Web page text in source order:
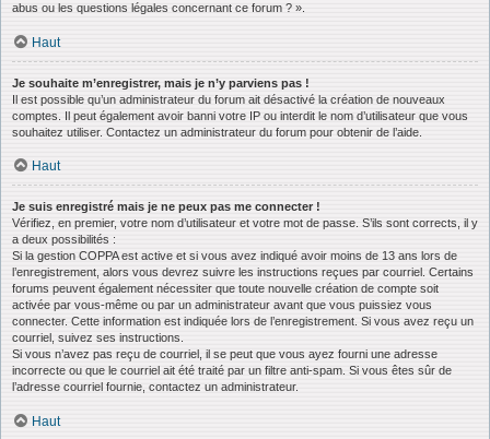
abus ou les questions légales concernant ce forum ? ».
Haut
Je souhaite m’enregistrer, mais je n’y parviens pas !
Il est possible qu’un administrateur du forum ait désactivé la création de nouveaux
comptes. Il peut également avoir banni votre IP ou interdit le nom d’utilisateur que vous
souhaitez utiliser. Contactez un administrateur du forum pour obtenir de l’aide.
Haut
Je suis enregistré mais je ne peux pas me connecter !
Vérifiez, en premier, votre nom d’utilisateur et votre mot de passe. S’ils sont corrects, il y
a deux possibilités :
Si la gestion COPPA est active et si vous avez indiqué avoir moins de 13 ans lors de
l’enregistrement, alors vous devrez suivre les instructions reçues par courriel. Certains
forums peuvent également nécessiter que toute nouvelle création de compte soit
activée par vous-même ou par un administrateur avant que vous puissiez vous
connecter. Cette information est indiquée lors de l’enregistrement. Si vous avez reçu un
courriel, suivez ses instructions.
Si vous n’avez pas reçu de courriel, il se peut que vous ayez fourni une adresse
incorrecte ou que le courriel ait été traité par un filtre anti-spam. Si vous êtes sûr de
l’adresse courriel fournie, contactez un administrateur.
Haut